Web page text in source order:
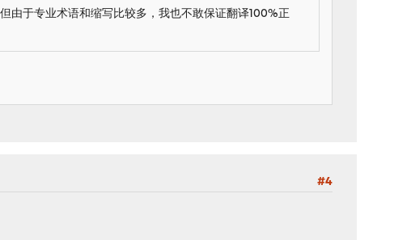
由于专业术语和缩写比较多，我也不敢保证翻译100%正
#4